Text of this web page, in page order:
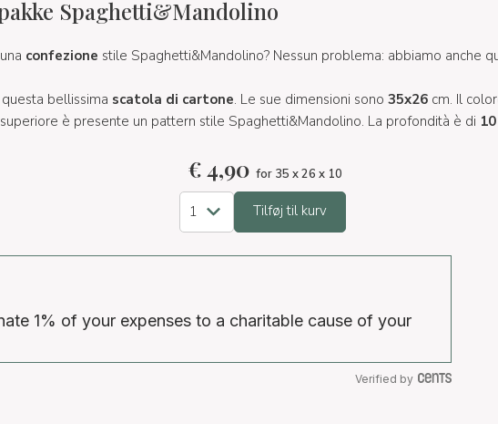
Spaghetti&Mandolino
confezione stile Spaghetti&Mandolino? Nessun problema: abbiamo anche
bellissima scatola di cartone. Le sue dimensioni sono 35x26cm. Il
è presente un pattern stile Spaghetti&Mandolino. La profondità è di 10
€4,90 for 35 x 26 x 10
Tilføj til kurv
1% of your expenses to a charitable cause of your
Verified by